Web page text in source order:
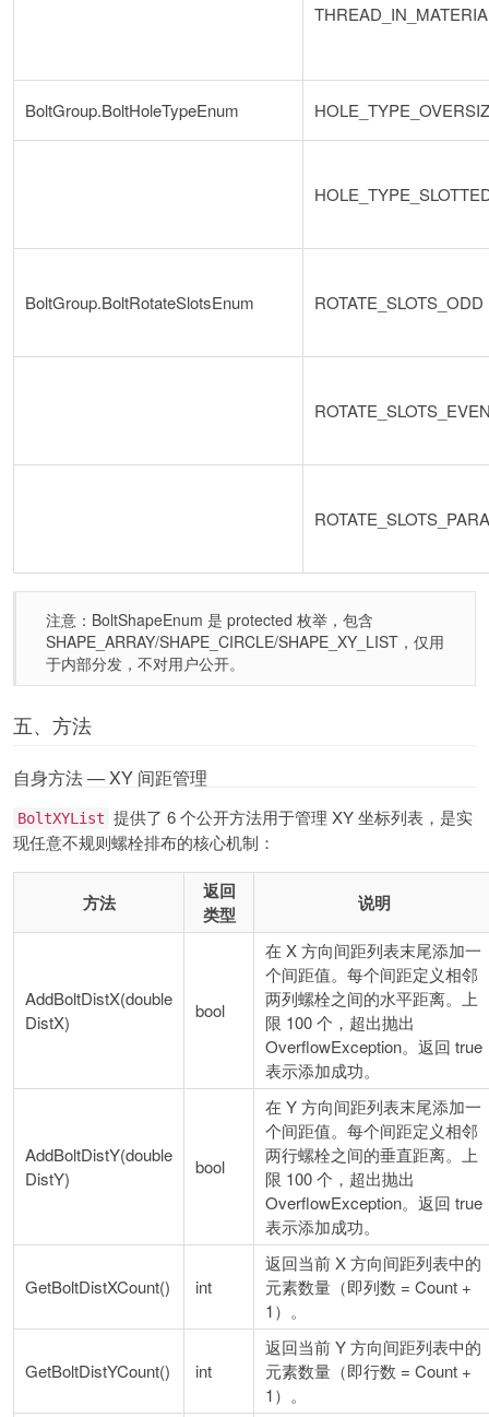
BoltGroup.BoltHoleTypeEnum
BoltGroup.BoltRotateSlotsEnum ROTATE_SLOTS_ODD
注意：BoltShapeEnum 是 protected 枚举，包含
SHAPE_ARRAY/SHAPE_CIRCLE/SHAPE_XY_LIST，仅用
于内部分发，不对用户公开。
五、方法
自身方法 — XY 间距管理
BoltXYList 提供了 6 个公开方法用于管理 XY 坐标列表，是实
现任意不规则螺栓排布的核心机制：
方法
返回
类型
说明
AddBoltDistX(double
DistX)
bool
在 X 方向间距列表末尾添加一
个间距值。每个间距定义相邻
两列螺栓之间的水平距离。上
限 100 个，超出抛出
OverflowException。返回 true
表示添加成功。
AddBoltDistY(double
DistY)
bool
在 Y 方向间距列表末尾添加一
个间距值。每个间距定义相邻
两行螺栓之间的垂直距离。上
限 100 个，超出抛出
OverflowException。返回 true
表示添加成功。
GetBoltDistXCount() int
返回当前 X 方向间距列表中的
元素数量（即列数 = Count +
1）。
GetBoltDistYCount() int
返回当前 Y 方向间距列表中的
元素数量（即行数 = Count +
1）。